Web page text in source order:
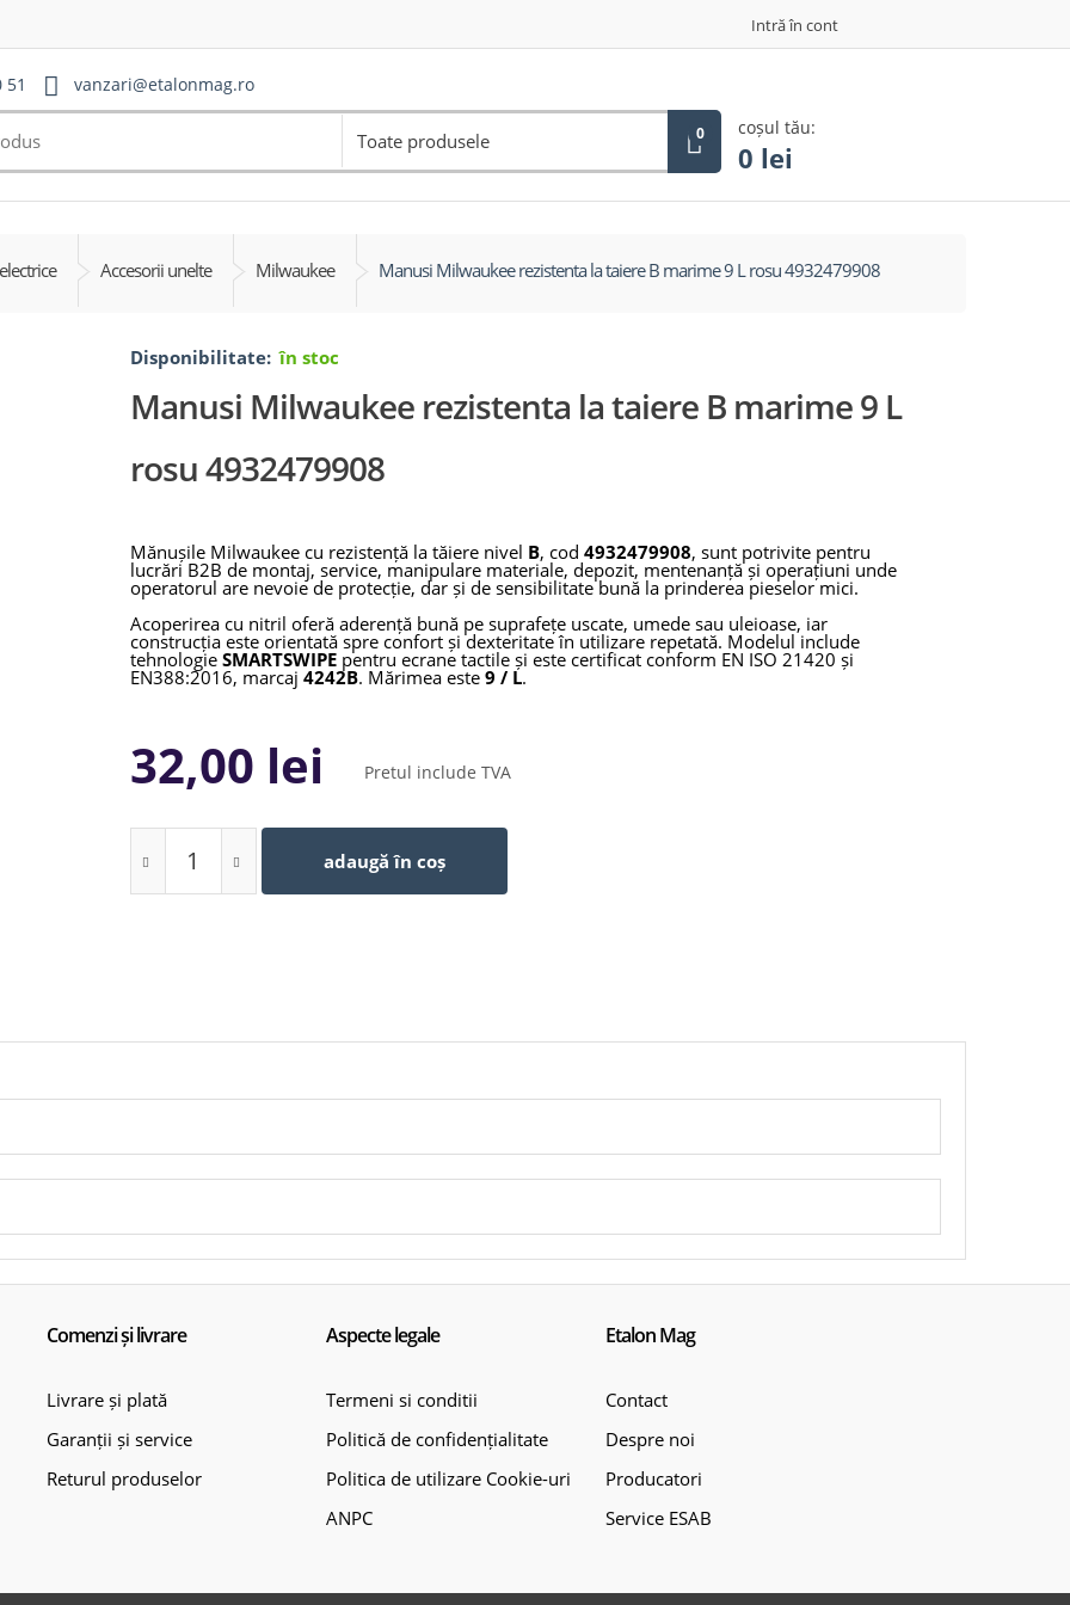
Intră în cont
51 vanzari@etalonmag.ro
Toate produsele 0 coșul tău:
0 lei
Accesorii unelte Milwaukee Manusi Milwaukee rezistenta la taiere B marime 9 L rosu 4932479908
Disponibilitate: în stoc
Manusi Milwaukee rezistenta la taiere B marime 9 L
rosu 4932479908
Mănușile Milwaukee cu rezistență la tăiere nivel B, cod 4932479908, sunt potrivite pentru
lucrări B2B de montaj, service, manipulare materiale, depozit, mentenanță și operațiuni unde
operatorul are nevoie de protecție, dar și de sensibilitate bună la prinderea pieselor mici.
Acoperirea cu nitril oferă aderență bună pe suprafețe uscate, umede sau uleioase, iar
construcția este orientată spre confort și dexteritate în utilizare repetată. Modelul include
tehnologie SMARTSWIPEpentru ecrane tactile și este certificat conform EN ISO 21420 și
EN388:2016, marcaj 4242B. Mărimea este 9 / L.
32,00 lei Pretul include TVA
adaugă în coș
Comenzi și livrare
Livrare și plată
Garanții și service
Returul produselor
Aspecte legale
Termeni si conditii
Politică de confidențialitate
Politica de utilizare Cookie-uri
ANPC
Etalon Mag
Contact
Despre noi
Producatori
Service ESAB